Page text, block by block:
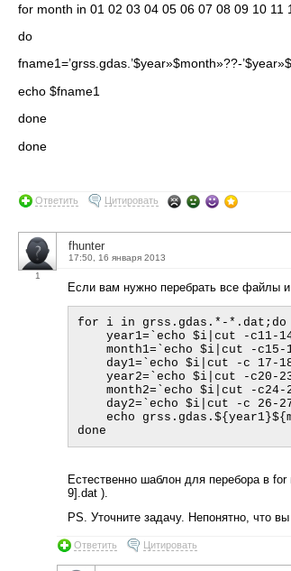
for month in 01 02 03 04 05 06 07 08 09 10 11
do
fname1=’grss.gdas.’$year»$month»??-
echo $fname1
done
done
Ответить Цитировать
1
fhunter
17:50, 16 января 2013
Если вам нужно перебрать все файлы
for i in grss.gdas.*-*.dat;do
Естественно шаблон для перебора в
9].dat ).
PS. Уточните задачу. Непонятно, что
Ответить Цитировать